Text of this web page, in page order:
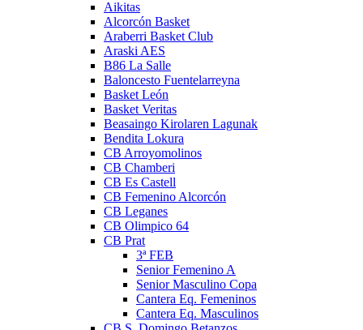
Aikitas
Alcorcón Basket
Araberri Basket Club
Araski AES
B86 La Salle
Baloncesto Fuentelarreyna
Basket León
Basket Veritas
Beasaingo Kirolaren Lagunak
Bendita Lokura
CB Arroyomolinos
CB Chamberi
CB Es Castell
CB Femenino Alcorcón
CB Leganes
CB Olimpico 64
CB Prat
3ª FEB
Senior Femenino A
Senior Masculino Copa
Cantera Eq. Femeninos
Cantera Eq. Masculinos